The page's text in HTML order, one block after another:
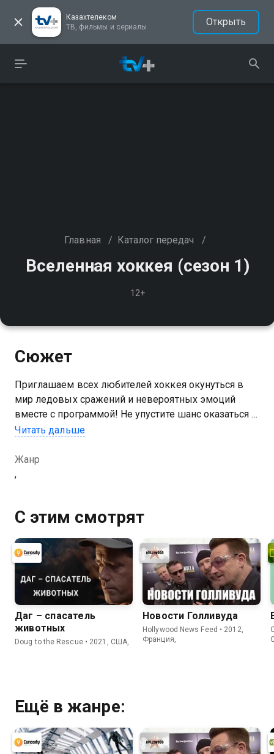
Казахтелеком
ТВ, фильмы и сериалы
Открыть
Главная / Каталог передач /
Вселенная хоккея (сезон 1)
12+
Сюжет
Приглашаем всех любителей хоккея окунуться в
мир ледовых сражений и невероятных эмоций
вместе с программой! Не упустите шанс оказаться в
центре событий крупнейшей европейской
Читать дальше
Жанр
,
С этим смотрят
Даг – спасатель
животных
Doug to the Rescue • 2021, США,
Новости Голливуда
Hollywood News Feed • 2012,
Франция,
Ещё в жанре: